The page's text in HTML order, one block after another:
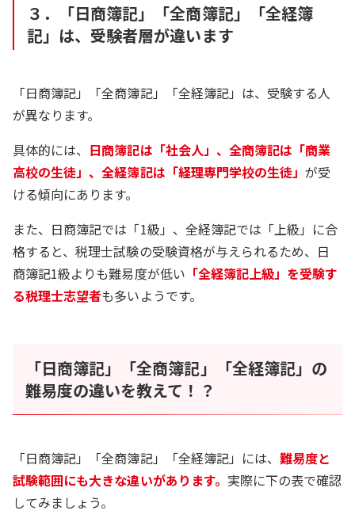
３．「日商簿記」「全商簿記」「全経簿
記」は、受験者層が違います
「日商簿記」「全商簿記」「全経簿記」は、受験する人
が異なります。
具体的には、 日商簿記は「社会人」、全商簿記は「商業
高校の生徒」、全経簿記は「経理専門学校の生徒」が受
ける傾向にあります。
また、日商簿記では「1級」、全経簿記では「上級」に合
格すると、税理士試験の受験資格が与えられるため、日
商簿記1級よりも難易度が低い 「全経簿記上級」を受験す
る税理士志望者も多いようです。
「日商簿記」「全商簿記」「全経簿記」の
難易度の違いを教えて！？
「日商簿記」「全商簿記」「全経簿記」には、難易度と
試験範囲にも大きな違いがあります。 実際に下の表で確認
してみましょう。